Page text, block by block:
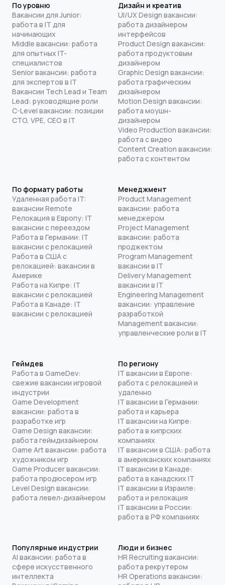
По уровню
Вакансии для Junior:
работа в IT для
начинающих
Middle вакансии: работа
для опытных IT-
специалистов
Senior вакансии: работа
для экспертов в IT
Вакансии Tech Lead и Team
Lead: руководящие роли
C-Level вакансии: позиции
CTO, VPE, CEO в IT
Дизайн и креатив
UI/UX Design вакансии:
работа дизайнером
интерфейсов
Product Design вакансии:
работа продуктовым
дизайнером
Graphic Design вакансии:
работа графическим
дизайнером
Motion Design вакансии:
работа моушн-
дизайнером
Video Production вакансии:
работа с видео
Content Creation вакансии:
работа с контентом
По формату работы
Удаленная работа IT:
вакансии Remote
Релокация в Европу: IT
вакансии с переездом
Работа в Германии: IT
вакансии с релокацией
Работа в США с
релокацией: вакансии в
Америке
Работа на Кипре: IT
вакансии с релокацией
Работа в Канаде: IT
вакансии с релокацией
Менеджмент
Product Management
вакансии: работа
менеджером
Project Management
вакансии: работа
проджектом
Program Management
вакансии в IT
Delivery Management
вакансии в IT
Engineering Management
вакансии: управление
разработкой
Management вакансии:
управленческие роли в IT
Геймдев
Работа в GameDev:
свежие вакансии игровой
индустрии
Game Development
вакансии: работа в
разработке игр
Game Design вакансии:
работа геймдизайнером
Game Art вакансии: работа
художником игр
Game Producer вакансии:
работа продюсером игр
Level Design вакансии:
работа левел-дизайнером
По региону
IT вакансии в Европе:
работа с релокацией и
удаленно
IT вакансии в Германии:
работа и карьера
IT вакансии на Кипре:
работа в кипрских
компаниях
IT вакансии в США: работа
в американских компаниях
IT вакансии в Канаде:
работа в канадских IT
IT вакансии в Израиле:
работа и релокация
IT вакансии в России:
работа в РФ компаниях
Популярные индустрии
AI вакансии: работа в
сфере искусственного
интеллекта
Люди и бизнес
HR Recruiting вакансии:
работа рекрутером
HR Operations вакансии: